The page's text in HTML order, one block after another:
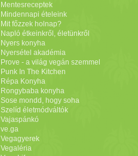
Mentesreceptek
Mindennapi ételeink
Mit főzzek holnap?
Napló étkeinkről, életünkről
Nyers konyha
Nyersétel akadémia
Prove - a világ vegán szemmel
Punk In The Kitchen
Répa Konyha
Rongybaba konyha
Sose mondd, hogy soha
Szelíd életmódváltók
Vajaspánkó
ve.ga
Vegagyerek
Vegaléria